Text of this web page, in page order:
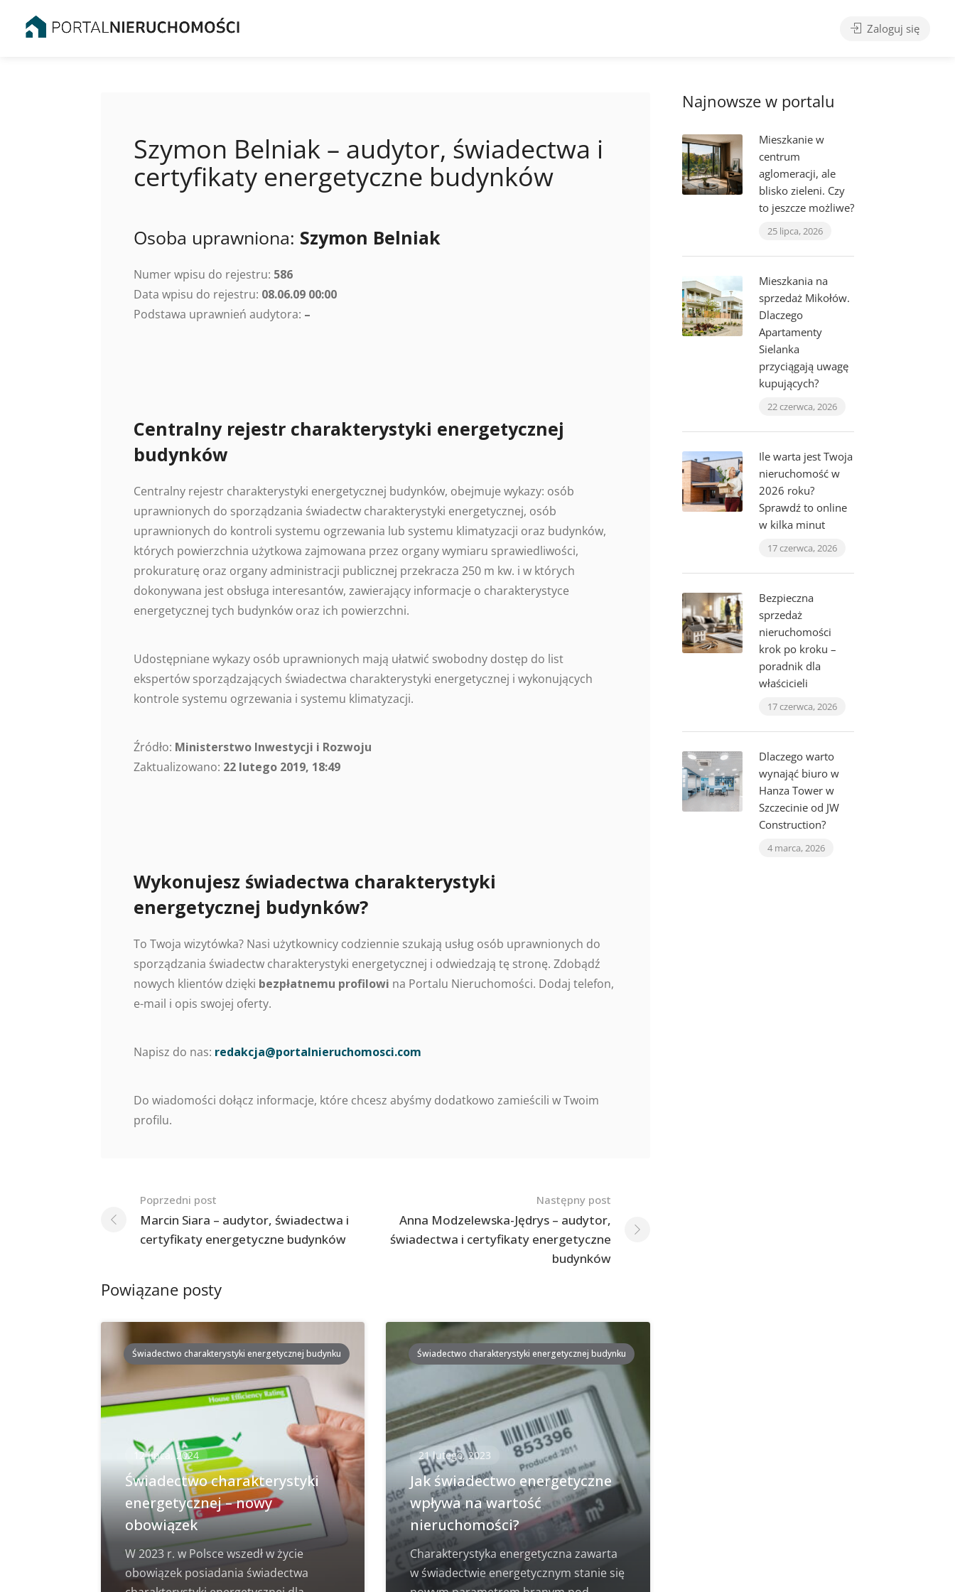
Zaloguj się
Szymon Belniak – audytor, świadectwa i
certyfikaty energetyczne budynków
Osoba uprawniona: Szymon Belniak
Numer wpisu do rejestru: 586
Data wpisu do rejestru: 08.06.09 00:00
Podstawa uprawnień audytora: –
Centralny rejestr charakterystyki energetycznej
budynków
Centralny rejestr charakterystyki energetycznej budynków, obejmuje wykazy: osób
uprawnionych do sporządzania świadectw charakterystyki energetycznej, osób
uprawnionych do kontroli systemu ogrzewania lub systemu klimatyzacji oraz budynków,
których powierzchnia użytkowa zajmowana przez organy wymiaru sprawiedliwości,
prokuraturę oraz organy administracji publicznej przekracza 250 m kw. i w których
dokonywana jest obsługa interesantów, zawierający informacje o charakterystyce
energetycznej tych budynków oraz ich powierzchni.
Udostępniane wykazy osób uprawnionych mają ułatwić swobodny dostęp do list
ekspertów sporządzających świadectwa charakterystyki energetycznej i wykonujących
kontrole systemu ogrzewania i systemu klimatyzacji.
Źródło: Ministerstwo Inwestycji i Rozwoju
Zaktualizowano: 22 lutego 2019, 18:49
Wykonujesz świadectwa charakterystyki
energetycznej budynków?
To Twoja wizytówka? Nasi użytkownicy codziennie szukają usług osób uprawnionych do
sporządzania świadectw charakterystyki energetycznej i odwiedzają tę stronę. Zdobądź
nowych klientów dzięki bezpłatnemu profilowi na Portalu Nieruchomości. Dodaj telefon,
e-mail i opis swojej oferty.
Napisz do nas: redakcja@portalnieruchomosci.com
Do wiadomości dołącz informacje, które chcesz abyśmy dodatkowo zamieścili w Twoim
profilu.
Nawigacja
po
postach
Poprzedni post
Marcin Siara – audytor, świadectwa i
certyfikaty energetyczne budynków
Następny post
Anna Modzelewska-Jędrys – audytor,
świadectwa i certyfikaty energetyczne
budynków
Powiązane posty
Świadectwo charakterystyki energetycznej budynku
12 lipca, 2024
Świadectwo charakterystyki
energetycznej – nowy
obowiązek
W 2023 r. w Polsce wszedł w życie
obowiązek posiadania świadectwa
Świadectwo charakterystyki energetycznej budynku
21 lutego, 2023
Jak świadectwo energetyczne
wpływa na wartość
nieruchomości?
Charakterystyka energetyczna zawarta
w świadectwie energetycznym stanie się
Najnowsze w portalu
Mieszkanie w
centrum
aglomeracji, ale
blisko zieleni. Czy
to jeszcze możliwe?
25 lipca, 2026
Mieszkania na
sprzedaż Mikołów.
Dlaczego
Apartamenty
Sielanka
przyciągają uwagę
kupujących?
22 czerwca, 2026
Ile warta jest Twoja
nieruchomość w
2026 roku?
Sprawdź to online
w kilka minut
17 czerwca, 2026
Bezpieczna
sprzedaż
nieruchomości
krok po kroku –
poradnik dla
właścicieli
17 czerwca, 2026
Dlaczego warto
wynająć biuro w
Hanza Tower w
Szczecinie od JW
Construction?
4 marca, 2026